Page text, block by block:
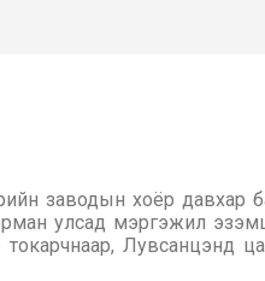
заводын хоёр давхар
улсад мэргэжил
Лувсанцэнд